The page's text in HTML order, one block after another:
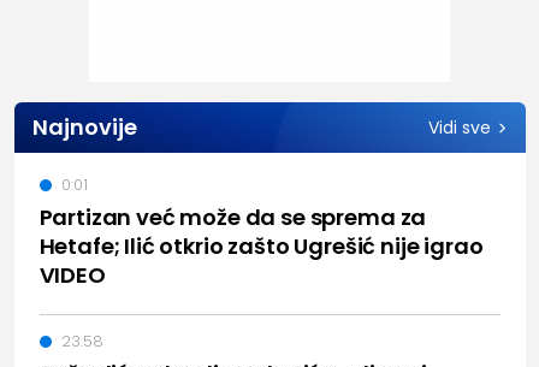
Najnovije Vidi sve
Partizan već može da se sprema za
Hetafe; Ilić otkrio zašto Ugrešić nije igrao
VIDEO
0:01
23:58